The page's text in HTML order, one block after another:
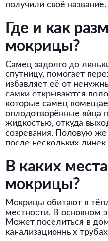
получили своё название.
Где и как
мокрицы?
Самец задолго до
спутницу, помогает
избавляет её от
самки открываются
которые самец
оплодотворённые яйца
жидкостью, откуда
созревания. Половую
после нескольких линек.
В каких
мокрицы?
Мокрицы обитают в
местности. В основном
Может поселиться в
канализационных